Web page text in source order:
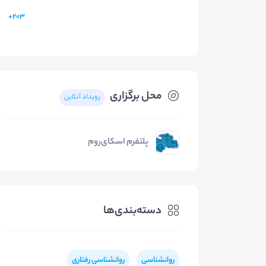
203+
محل برگزاری رویداد آنلاین
پلتفرم اسکای‌روم
دسته‌بندی‌ها
روانشناسی روانشناسی رفتاری